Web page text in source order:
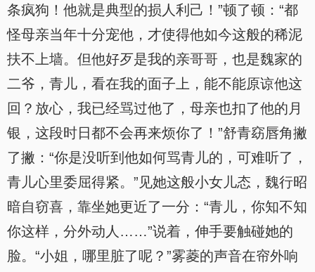
条疯狗！他就是典型的损人利己！”顿了顿：“都
怪母亲当年十分宠他，才使得他如今这般的稀泥
扶不上墙。但他好歹是我的亲哥哥，也是魏家的
二爷，青儿，看在我的面子上，能不能原谅他这
回？放心，我已经骂过他了，母亲也扣了他的月
银，这段时日都不会再来烦你了！”舒青窈唇角撇
了撇：“你是没听到他如何骂青儿的，可难听了，
青儿心里委屈得紧。”见她这般小女儿态，魏行昭
暗自窃喜，靠坐她更近了一分：“青儿，你知不知
你这样，分外动人……”说着，伸手要触碰她的
脸。“小姐，哪里脏了呢？”雾菱的声音在帘外响